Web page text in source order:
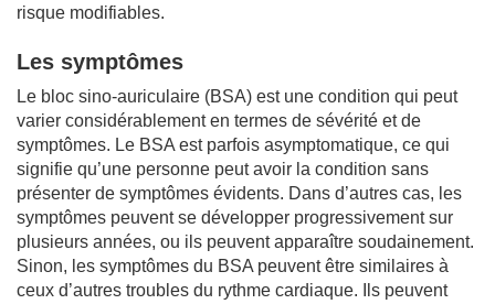
risque modifiables.
Les symptômes
Le bloc sino-auriculaire (BSA) est une condition qui peut
varier considérablement en termes de sévérité et de
symptômes. Le BSA est parfois asymptomatique, ce qui
signifie qu’une personne peut avoir la condition sans
présenter de symptômes évidents. Dans d’autres cas, les
symptômes peuvent se développer progressivement sur
plusieurs années, ou ils peuvent apparaître soudainement.
Sinon, les symptômes du BSA peuvent être similaires à
ceux d’autres troubles du rythme cardiaque. Ils peuvent